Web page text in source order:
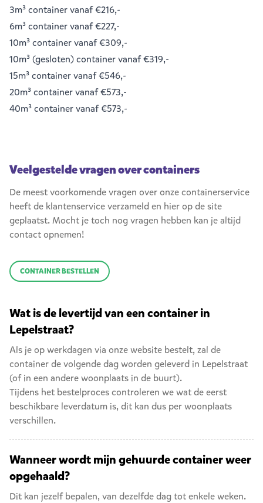
3m³ containervanaf €216,-
6m³ containervanaf €227,-
10m³ containervanaf €309,-
10m³ (gesloten) containervanaf €319,-
15m³ containervanaf €546,-
20m³ containervanaf €573,-
40m³ containervanaf €573,-
Veelgestelde vragen over containers
De meest voorkomende vragen over onze containerservice
heeft de klantenservice verzameld en hier op de site
geplaatst. Mocht je toch nog vragen hebben kan je altijd
contact opnemen!
CONTAINER BESTELLEN
Wat is de levertijd van een container in
Lepelstraat?
Als je op werkdagen via onze website bestelt, zal de
container de volgende dag worden geleverd in Lepelstraat
(of in een andere woonplaats in de buurt).
Tijdens het bestelproces controleren we wat de eerst
beschikbare leverdatum is, dit kan dus per woonplaats
verschillen.
Wanneer wordt mijn gehuurde container weer
opgehaald?
Dit kan jezelf bepalen, van dezelfde dag tot enkele weken.